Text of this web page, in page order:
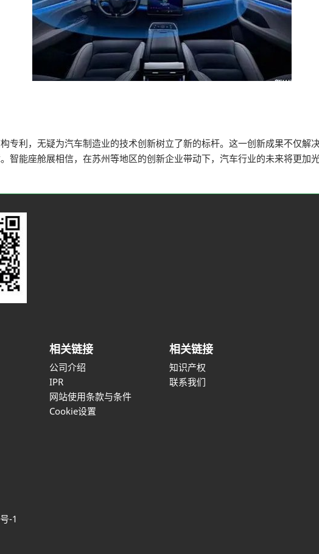
专利，无疑为汽车制造业的技术创新树立了新的标杆。这一创新成果不仅解
智能座舱展相信，在苏州等地区的创新企业带动下，汽车行业的未来将更加
相关链接
公司介绍
IPR
网站使用条款与条件
Cookie设置
相关链接
知识产权
联系我们
-1